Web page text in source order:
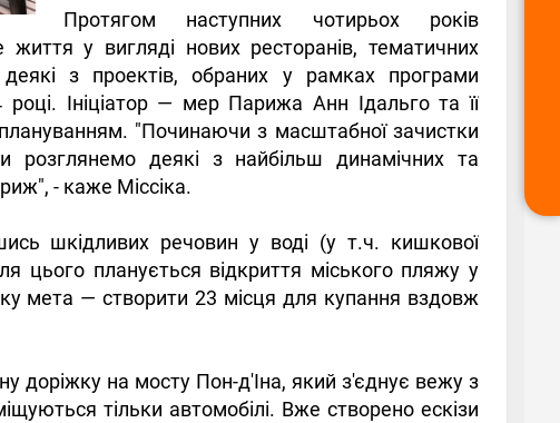
Протягом наступних чотирьох років
у вигляді нових ресторанів, тематичних
деякі з проектів, обраних у рамках програми
Ініціатор — мер Парижа Анн Ідальго та її
"Починаючи з масштабної зачистки
розглянемо деякі з найбільш динамічних та
- каже Міссіка.
шкідливих речовин у воді (у т.ч. кишкової
цього планується відкриття міського пляжу у
мета — створити 23 місця для купання вздовж
доріжку на мосту Пон-д'Іна, який з'єднує вежу з
тільки автомобілі. Вже створено ескізи